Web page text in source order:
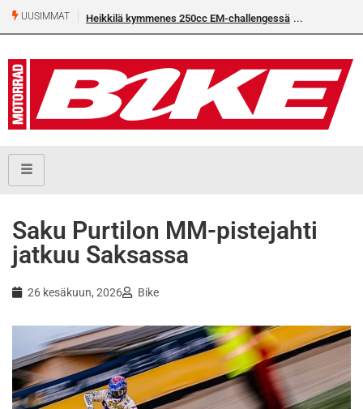
UUSIMMAT Heikkilä kymmenes 250cc EM-challengessä
Saku Purtilon MM-pistejahti
jatkuu Saksassa
26 kesäkuun, 2026 Bike